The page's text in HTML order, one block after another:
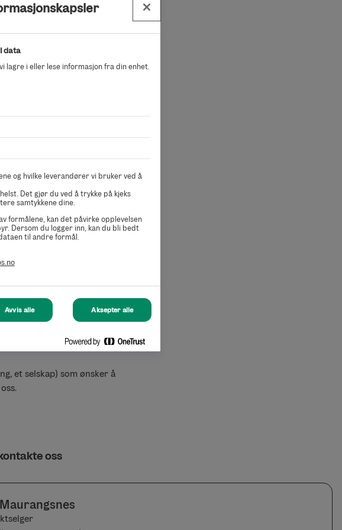
boligkjøpet ditt.
til et ønske om en
(PDF) eller
et selskap) som ønsker å
oss
data
lagre i eller lese informasjon fra din enhet.
og hvilke leverandører vi bruker ved å
Det gjør du ved å trykke på kjeks
samtykkene dine.
formålene, kan det påvirke opplevelsen
Dersom du logger inn, kan du bli bedt
til andre formål.
Avvis alle Aksepter alle